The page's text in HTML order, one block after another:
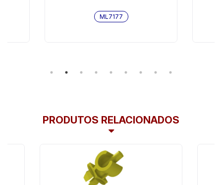
ML7177
PRODUTOS RELACIONADOS